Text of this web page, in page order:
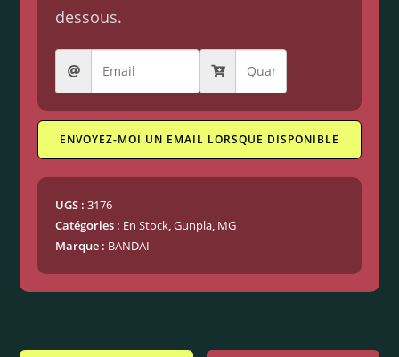
dessous.
ENVOYEZ-MOI UN EMAIL LORSQUE DISPONIBLE
UGS :3176
Catégories : En Stock ,Gunpla MG
Marque : BANDAI